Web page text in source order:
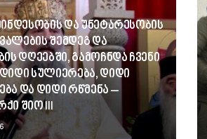
და უნეტარესობის
შემდეგ და
დღეებში, გამოჩნდა ჩვენი
სულიერება, დიდი
და დიდი რწმენა –
შიო III